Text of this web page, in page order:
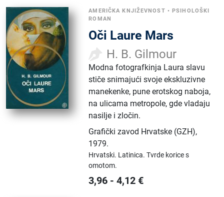
AMERIČKA KNJIŽEVNOST •PSIHOLOŠKI
ROMAN
Oči Laure Mars
H. B. Gilmour
Modna fotografkinja Laura slavu
stiče snimajući svoje ekskluzivne
manekenke, pune erotskog naboja,
na ulicama metropole, gde vladaju
nasilje i zločin.
Grafički zavod Hrvatske (GZH),
1979.
Hrvatski. Latinica.Tvrde korice s
omotom.
3,96 -4,12 €